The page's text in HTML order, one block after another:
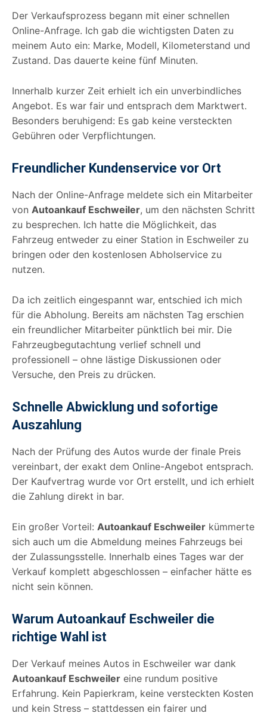
Der Verkaufsprozess begann mit einer schnellen
Online-Anfrage. Ich gab die wichtigsten Daten zu
meinem Auto ein: Marke, Modell, Kilometerstand und
Zustand. Das dauerte keine fünf Minuten.
Innerhalb kurzer Zeit erhielt ich ein unverbindliches
Angebot. Es war fair und entsprach dem Marktwert.
Besonders beruhigend: Es gab keine versteckten
Gebühren oder Verpflichtungen.
Freundlicher Kundenservice vor Ort
Nach der Online-Anfrage meldete sich ein Mitarbeiter
von Autoankauf Eschweiler, um den nächsten Schritt
zu besprechen. Ich hatte die Möglichkeit, das
Fahrzeug entweder zu einer Station in Eschweiler zu
bringen oder den kostenlosen Abholservice zu
nutzen.
Da ich zeitlich eingespannt war, entschied ich mich
für die Abholung. Bereits am nächsten Tag erschien
ein freundlicher Mitarbeiter pünktlich bei mir. Die
Fahrzeugbegutachtung verlief schnell und
professionell – ohne lästige Diskussionen oder
Versuche, den Preis zu drücken.
Schnelle Abwicklung und sofortige
Auszahlung
Nach der Prüfung des Autos wurde der finale Preis
vereinbart, der exakt dem Online-Angebot entsprach.
Der Kaufvertrag wurde vor Ort erstellt, und ich erhielt
die Zahlung direkt in bar.
Ein großer Vorteil: Autoankauf Eschweiler kümmerte
sich auch um die Abmeldung meines Fahrzeugs bei
der Zulassungsstelle. Innerhalb eines Tages war der
Verkauf komplett abgeschlossen – einfacher hätte es
nicht sein können.
Warum Autoankauf Eschweiler die
richtige Wahl ist
Der Verkauf meines Autos in Eschweiler war dank
Autoankauf Eschweiler eine rundum positive
Erfahrung. Kein Papierkram, keine versteckten Kosten
und kein Stress – stattdessen ein fairer und